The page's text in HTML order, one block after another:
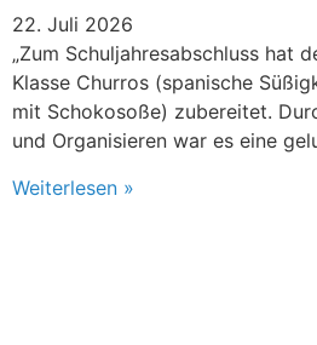
22. Juli 2026
„Zum Schuljahresabschluss hat
Klasse Churros (spanische
mit Schokosoße) zubereitet.
und Organisieren war es eine
Weiterlesen »